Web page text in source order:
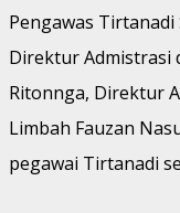
Pengawas Tirtanadi
Direktur Admistrasi
Ritonnga, Direktur
Limbah Fauzan
pegawai Tirtanadi